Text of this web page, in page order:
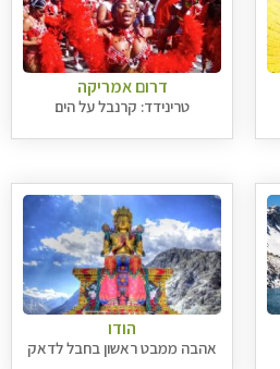
דרום אמריקה
טרינידד: קרנבל על הים
הודו
אהבה ממבט ראשון בחבל לדאק